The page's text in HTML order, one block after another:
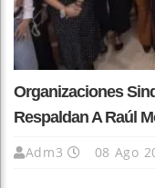
Organizaciones
Respaldan A Raúl
Adm3 08 Ago